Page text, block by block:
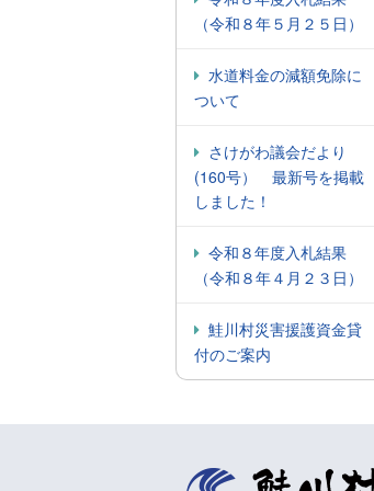
（令和８年５月２５日）
水道料金の減額免除に
ついて
さけがわ議会だより
(160号） 最新号を掲載
しました！
令和８年度入札結果
（令和８年４月２３日）
鮭川村災害援護資金貸
付のご案内